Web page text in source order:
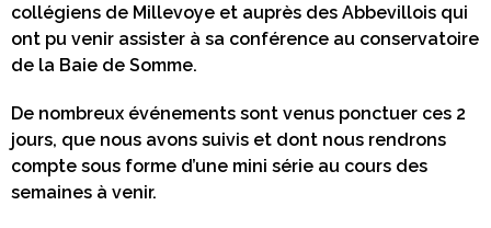
collégiens de Millevoye et auprès des Abbevillois qui
ont pu venir assister à sa conférence au conservatoire
de la Baie de Somme.
De nombreux événements sont venus ponctuer ces 2
jours, que nous avons suivis et dont nous rendrons
compte sous forme d’une mini série au cours des
semaines à venir.